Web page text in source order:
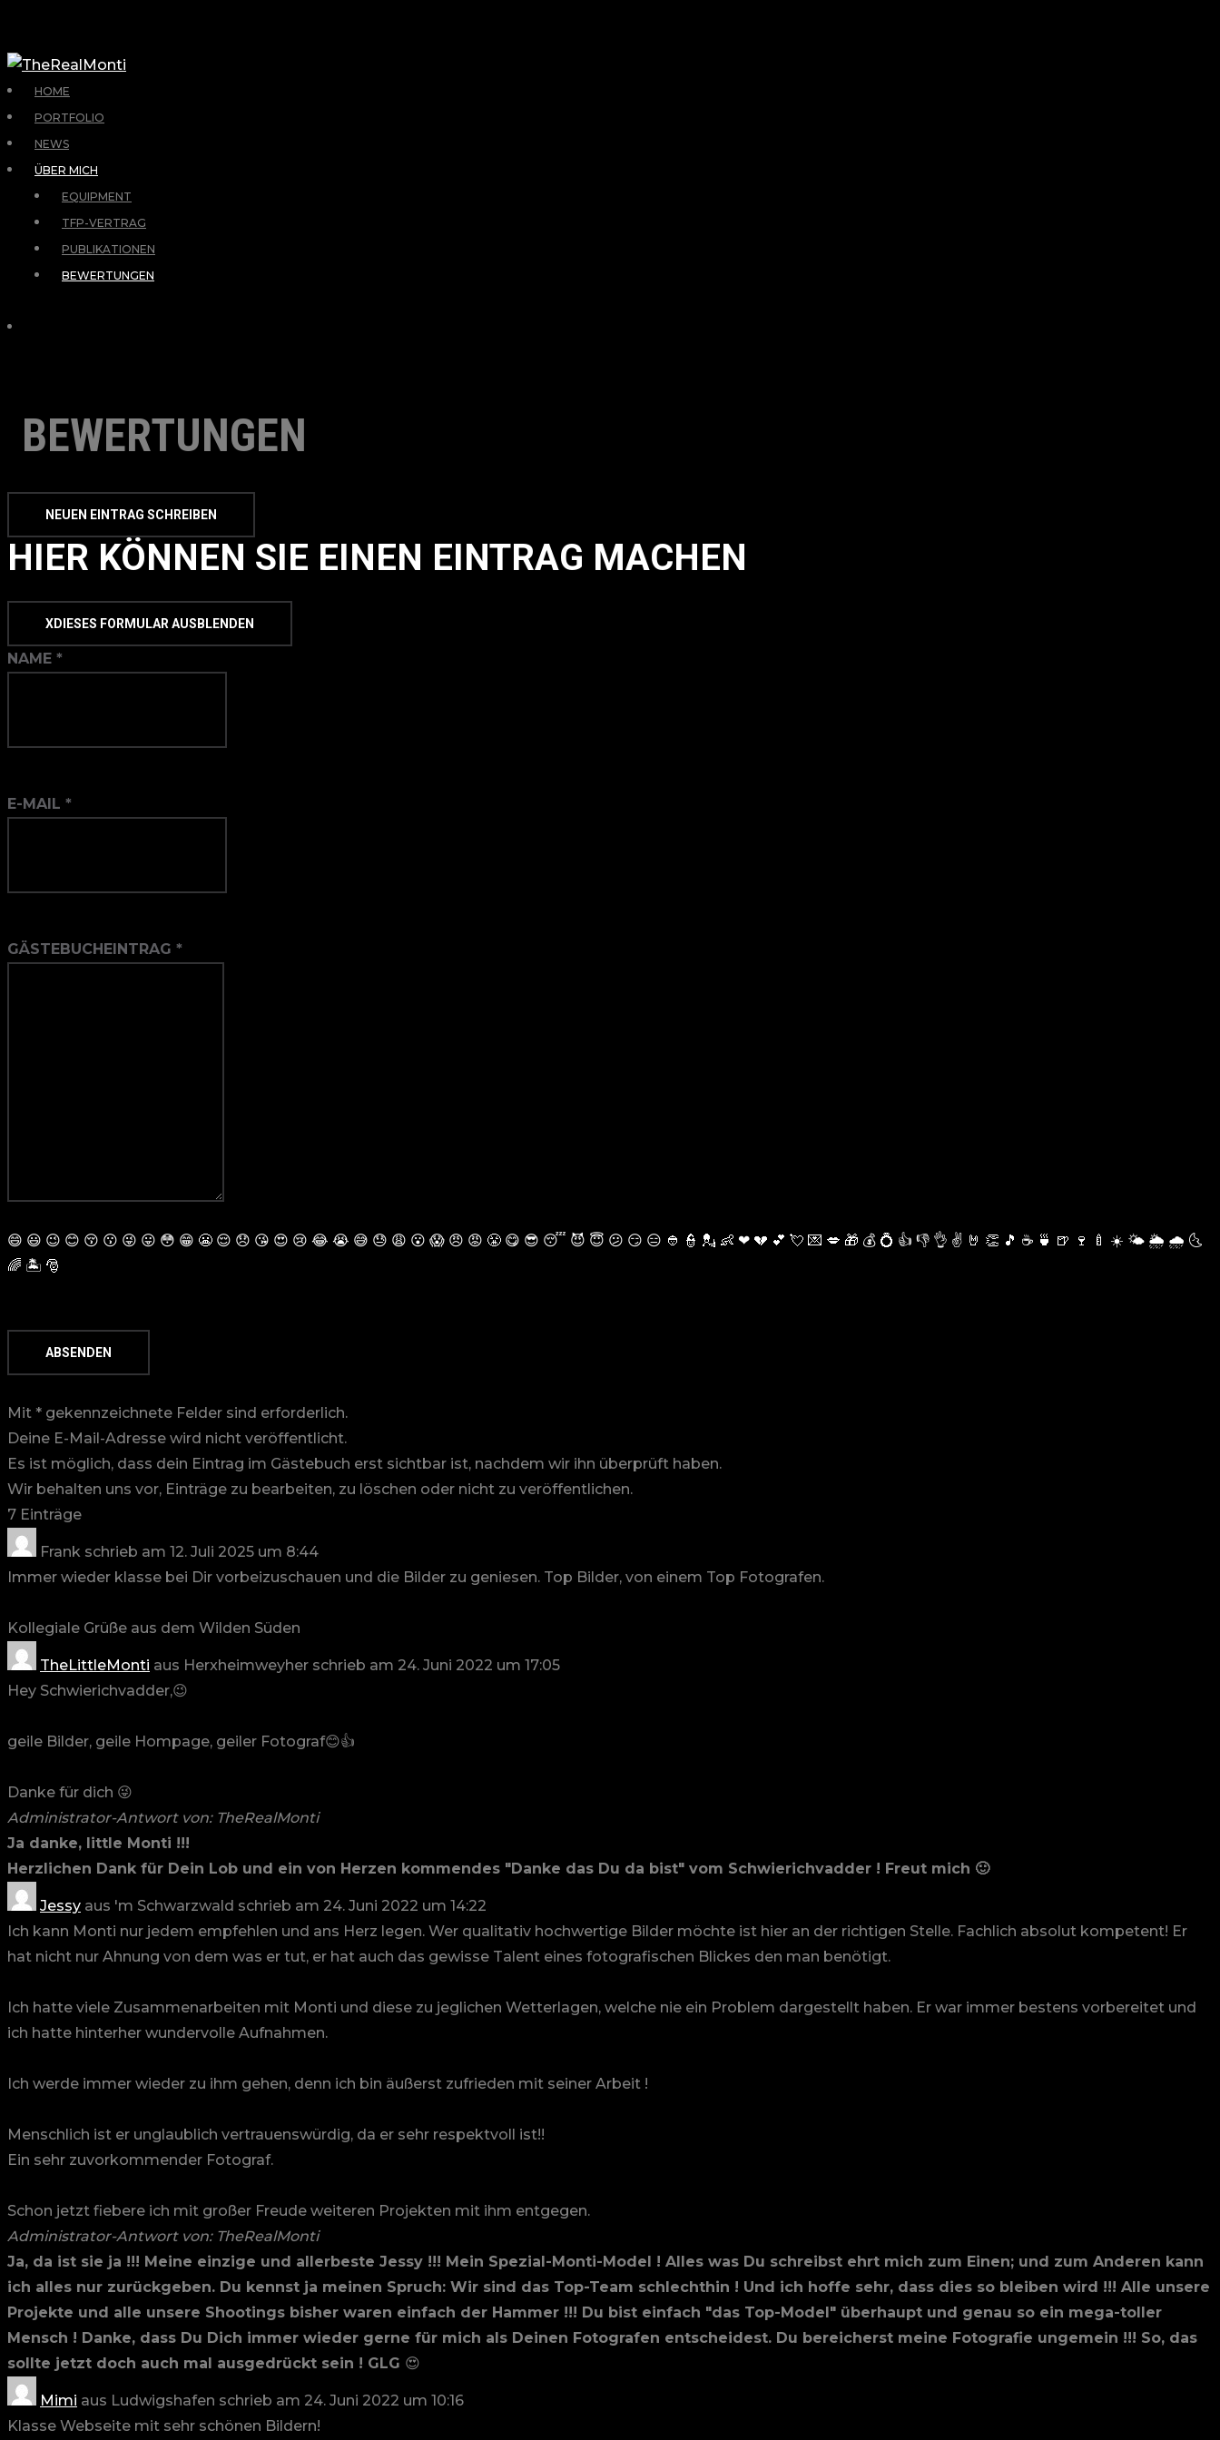
HOME
PORTFOLIO
NEWS
ÜBER MICH
EQUIPMENT
TFP-VERTRAG
PUBLIKATIONEN
BEWERTUNGEN
BEWERTUNGEN
HIER KÖNNEN SIE EINEN EINTRAG MACHEN
XDIESES FORMULAR AUSBLENDEN
NAME *
E-MAIL *
GÄSTEBUCHEINTRAG *
😄 😃 😉 😊 😚 😗 😜 😛 😳 😁 😬 😌 😞 😘 😍 😢 😂 😭 😅 😓 😩 😮 😱 😠 😡 😤 😋 😎 😴 😈 😇 😕 😏 😑 👲 👮 💂 👶 ❤ 💔 💕 💘 💌 💋 🎁 💰 💍 👍 👎 👌 ✌️ 🤘 👏 🎵 ☕️ 🍵 🍺 🍷 🍼 ☀️ 🌤 🌦 🌧 🌜
🌈 🏝 🎅
Mit * gekennzeichnete Felder sind erforderlich.
Deine E-Mail-Adresse wird nicht veröffentlicht.
Es ist möglich, dass dein Eintrag im Gästebuch erst sichtbar ist, nachdem wir ihn überprüft haben.
Wir behalten uns vor, Einträge zu bearbeiten, zu löschen oder nicht zu veröffentlichen.
7 Einträge
Frank schrieb am 12. Juli 2025 um 8:44
Immer wieder klasse bei Dir vorbeizuschauen und die Bilder zu geniesen. Top Bilder, von einem Top Fotografen.
Kollegiale Grüße aus dem Wilden Süden
TheLittleMonti aus Herxheimweyher schrieb am 24. Juni 2022 um 17:05
Hey Schwierichvadder,😉
geile Bilder, geile Hompage, geiler Fotograf😊👍
Danke für dich 😜
Administrator-Antwort von: TheRealMonti
Ja danke, little Monti !!!
Herzlichen Dank für Dein Lob und ein von Herzen kommendes "Danke das Du da bist" vom Schwierichvadder ! Freut mich 🙂
Jessy aus 'm Schwarzwald schrieb am 24. Juni 2022 um 14:22
Ich kann Monti nur jedem empfehlen und ans Herz legen. Wer qualitativ hochwertige Bilder möchte ist hier an der richtigen Stelle. Fachlich absolut kompetent! Er
hat nicht nur Ahnung von dem was er tut, er hat auch das gewisse Talent eines fotografischen Blickes den man benötigt.
Ich hatte viele Zusammenarbeiten mit Monti und diese zu jeglichen Wetterlagen, welche nie ein Problem dargestellt haben. Er war immer bestens vorbereitet und
ich hatte hinterher wundervolle Aufnahmen.
Ich werde immer wieder zu ihm gehen, denn ich bin äußerst zufrieden mit seiner Arbeit !
Menschlich ist er unglaublich vertrauenswürdig, da er sehr respektvoll ist!!
Ein sehr zuvorkommender Fotograf.
Schon jetzt fiebere ich mit großer Freude weiteren Projekten mit ihm entgegen.
Administrator-Antwort von: TheRealMonti
Ja, da ist sie ja !!! Meine einzige und allerbeste Jessy !!! Mein Spezial-Monti-Model ! Alles was Du schreibst ehrt mich zum Einen; und zum Anderen kann
ich alles nur zurückgeben. Du kennst ja meinen Spruch: Wir sind das Top-Team schlechthin ! Und ich hoffe sehr, dass dies so bleiben wird !!! Alle unsere
Projekte und alle unsere Shootings bisher waren einfach der Hammer !!! Du bist einfach "das Top-Model" überhaupt und genau so ein mega-toller
Mensch ! Danke, dass Du Dich immer wieder gerne für mich als Deinen Fotografen entscheidest. Du bereicherst meine Fotografie ungemein !!! So, das
sollte jetzt doch auch mal ausgedrückt sein ! GLG 😍
Mimi aus Ludwigshafen schrieb am 24. Juni 2022 um 10:16
Klasse Webseite mit sehr schönen Bildern!